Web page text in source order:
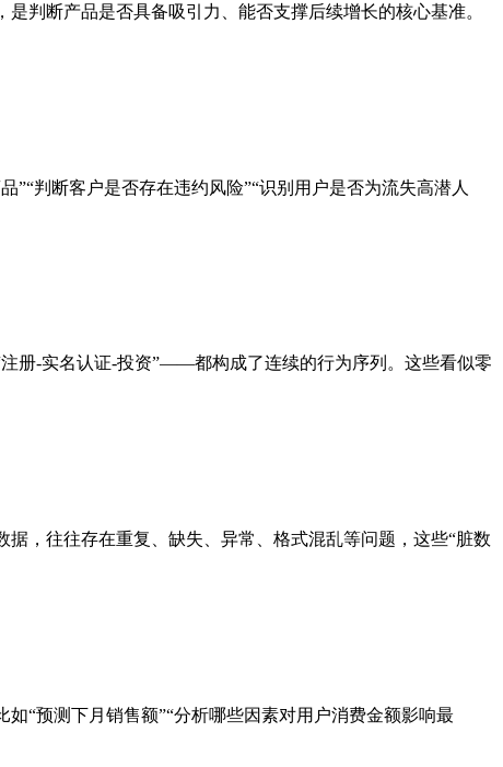
判断产品是否具备吸引力、能否支撑后续增长的核心基准。
判断客户是否存在违约风险”“识别用户是否为流失高潜人
册-实名认证-投资”——都构成了连续的行为序列。这些看似零
，往往存在重复、缺失、异常、格式混乱等问题，这些“脏数
“预测下月销售额”“分析哪些因素对用户消费金额影响最